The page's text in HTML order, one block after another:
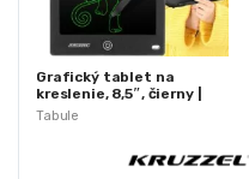
Tabule
Grafický tablet na
kreslenie, 8,5″, čierny |
Kruzzel